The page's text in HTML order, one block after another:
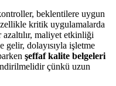
beklentilere uygun
kritik uygulamalarda
azaltılır, maliyet etkinliği
gelir, dolayısıyla işletme
şeffaf kalite belgeleri
çünkü uzun